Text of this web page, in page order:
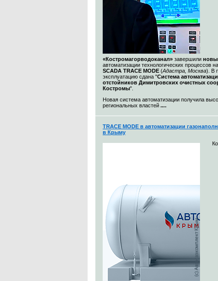
«Костромагорводоканал» завершили
автоматизации технологических процессов
SCADA TRACE MODE (Адастра, Москва). В
эксплуатацию сдана "Система
отстойников Димитровских очистных
Костромы".
Новая система автоматизации получила
региональных властей ....
TRACE MODE в автоматизации
в Крыму